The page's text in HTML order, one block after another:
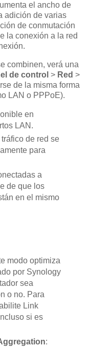
el ancho de
adición de varias
de conmutación
la conexión a la red
combinen, verá una
de control > Red >
de la misma forma
LAN o PPPoE).
en
LAN.
de red se
para
a
de que los
en el mismo
modo optimiza
por Synology
sea
o no. Para
Link
si es
: